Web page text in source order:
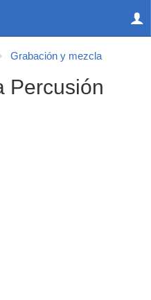
Grabación y mezcla
Percusión